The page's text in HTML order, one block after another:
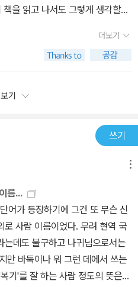
들어가는 수 밖에 없었다. 이 책에
딕, 그리고 흰 고래에게 다리 한 쪽
아하브 선장을 중심인물로 볼 수
비 딕이라고 해도 이스마엘이 없
이 든다. 그렇더라도 아하브 선장
들을 바다 속으로 수장시켜 버리
는 건 어쩔 수 없다. 피쿼드호는
배가 아니라 오로지 모비 딕만 쫓
지 않다는 것과 기름과 고기를 채
비난에도 아랑곳하지 않는 아하브
모비 딕으로 향하는 파멸의 감정
것을 느낀다. 결국 모비 딕과의
로 사라지지만, 피쿼드호의 선원
을 읽고 나서도 그렇게 생각할까
헤친 것 같이 보인다. 나만 그런
이다.^^ 바다생활을 하고자 결심
를 기다리느라 한 여관에 머물게
평양에서 온 퀴퀘그란 사람과 친
려움이 없는 선장 자격이 충분한
너무 집착해 자칫 일을 그르칠 수
초반부부터 들어 마음을 졸이게
신의 한 쪽 다리를 물어 뜯어버
에게 미쳐있었고 결국에는 피쿼
게 된다. 내 생각에는 아하브 선장
른 것 같다. 이 책에서 용연향이라
지만 죽은 고래의 대장 속에서 나
라고 한다. 이스마엘이 용연향 때
연향이 생기는지 궁금해 하는 부
더보기
기
쓰기
름...
어가 등장하기에 그건 또 무슨 신
로 사람 이름이었다. 무려 현역 국
는데도 불구하고 나귀님으로서는
만 바둑이나 뭐 그런 데에서 쓰는
기'를 잘 하는 사람 정도의 뜻은